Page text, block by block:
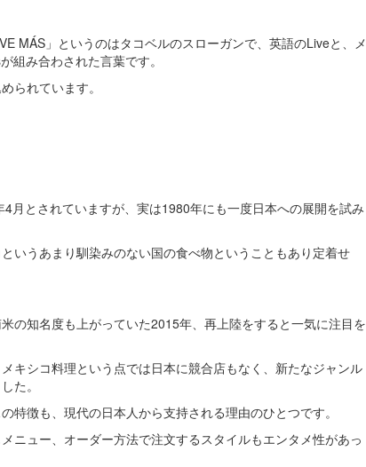
MÁS」というのはタコベルのスローガンで、英語のLiveと、メ
組み合わされた言葉です。
られています。
月とされていますが、実は1980年にも一度日本への展開を試み
いうあまり馴染みのない国の食べ物ということもあり定着せ
の知名度も上がっていた2015年、再上陸をすると一気に注目を
キシコ料理という点では日本に競合店もなく、新たなジャンル
た。
特徴も、現代の日本人から支持される理由のひとつです。
ニュー、オーダー方法で注文するスタイルもエンタメ性があっ